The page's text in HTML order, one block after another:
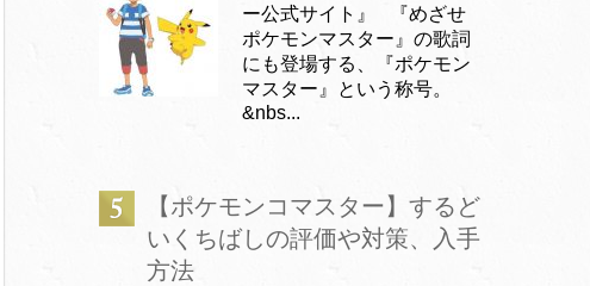
ー公式サイト』 『めざせ
ポケモンマスター』の歌詞
にも登場する、『ポケモン
マスター』という称号。
&nbs...
【ポケモンコマスター】するど
いくちばしの評価や対策、入手
方法